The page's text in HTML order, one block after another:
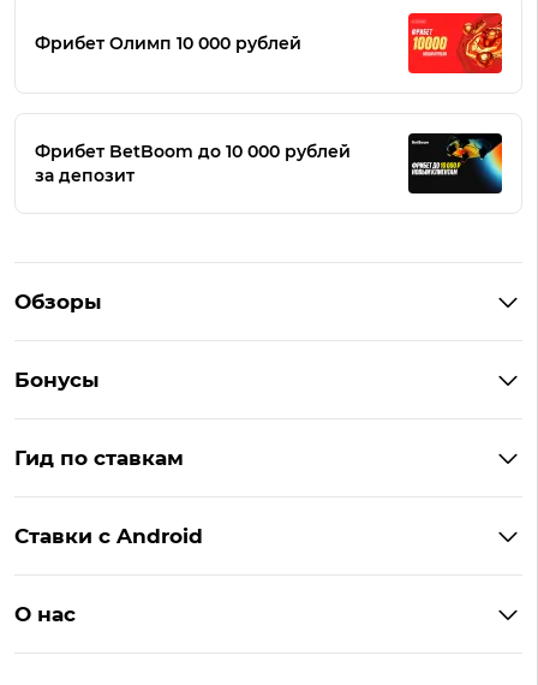
Фрибет Олимп 10 000 рублей
Фрибет BetBoom до 10 000 рублей
за депозит
Обзоры
BetBoom
Пари
Леон
Zenit
Бонусы
Бонусы BetBoom
Бонусы Леон
Гид по ставкам
Ставки с Android
О нас